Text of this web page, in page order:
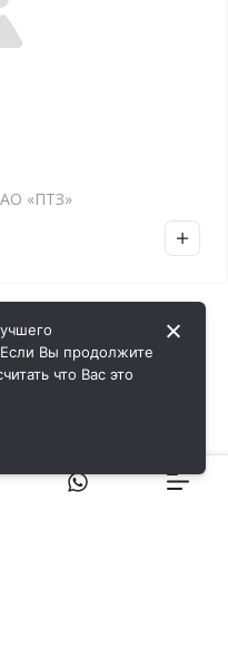
«ПТЗ»
Вы продолжите
что Вас это